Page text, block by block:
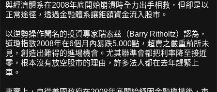
與經濟體系在2008年底開始崩潰時全力出手相救，但卻是以
正常途徑，透過金融體系讓鉅額資金流入股市。
以逆勢操作聞名的投資專家瑞索茲（Barry Ritholtz）認為，
道瓊指數2008年在6個月內暴跌5,000點，超賣之嚴重前所未
見，創造出難得的進場機會。尤其聯準會都把利率降至接近
零，根本沒有放空股市的理由，許多法人都在去年趕緊上
車。